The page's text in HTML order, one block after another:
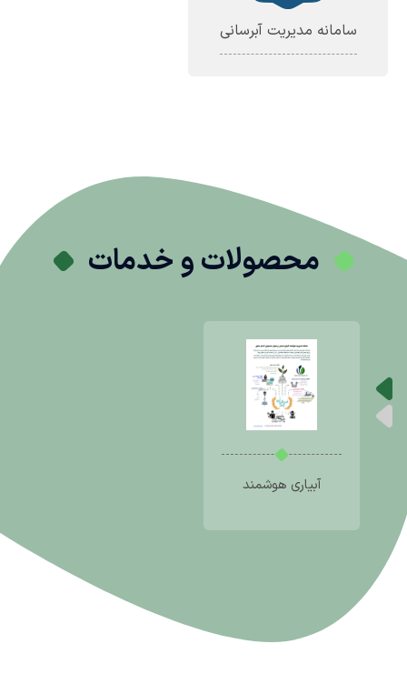
سامانه مدیریت آبرسانی
محصولات و خدمات
آبیاری هوشمند